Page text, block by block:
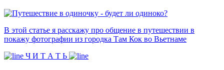
В этой статье я расскажу про общение в путешествии в
покажу фотографии из городка Там Кок во Вьетнаме
Ч И Т А Т Ь